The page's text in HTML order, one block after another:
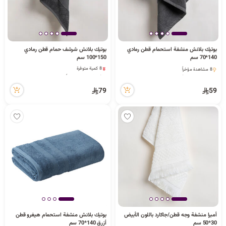
بوتيك بلانش منشفة استحمام قطن رمادي
140*70 سم
8 مشاهدة مؤخراً
59
بوتيك بلانش شرشف حمام قطن رمادي
150*100 سم
1 قطعة بيعت مؤخراً
8 كمية متوفرة
79
أمبرا منشفة وجه قطن/جاكارد باللون الأبيض
30*50 سم
بوتيك بلانش منشفة استحمام هيغرو قطن
أزرق 140*70 سم